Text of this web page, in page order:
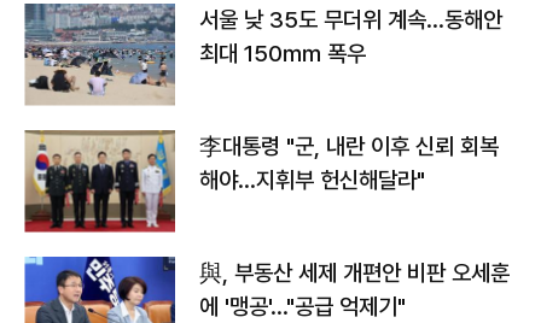
서울 낮 35도 무더위 계속…동해안
최대 150㎜ 폭우
李대통령 "군, 내란 이후 신뢰 회복
해야…지휘부 헌신해달라"
與, 부동산 세제 개편안 비판 오세훈
에 '맹공'…"공급 억제기"